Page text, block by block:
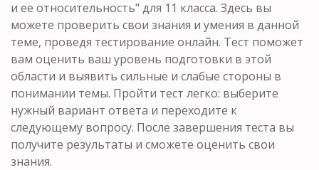
и ее относительность" для 11 класса. Здесь вы
можете проверить свои знания и умения в данной
теме, проведя тестирование онлайн. Тест поможет
вам оценить ваш уровень подготовки в этой
области и выявить сильные и слабые стороны в
понимании темы. Пройти тест легко: выберите
нужный вариант ответа и переходите к
следующему вопросу. После завершения теста вы
получите результаты и сможете оценить свои
знания.